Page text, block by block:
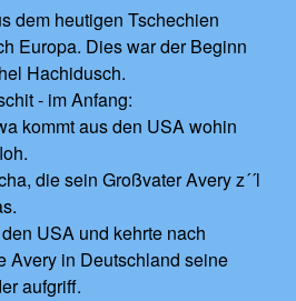
dem heutigen Tschechien
Europa. Dies war der Beginn
Hachidusch.
- im Anfang:
kommt aus den USA wohin
die sein Großvater Avery z´´l
USA und kehrte nach
Avery in Deutschland seine
aufgriff.